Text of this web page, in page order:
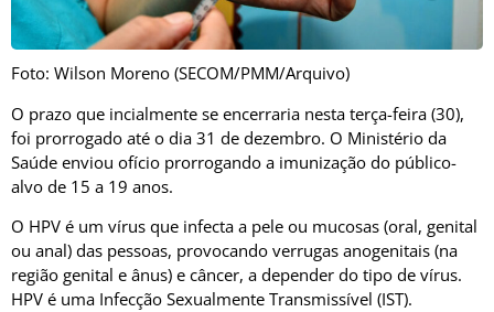
Foto: Wilson Moreno (SECOM/PMM/Arquivo)
O prazo que incialmente se encerraria nesta terça-feira (30),
foi prorrogado até o dia 31 de dezembro. O Ministério da
Saúde enviou ofício prorrogando a imunização do público-
alvo de 15 a 19 anos.
O HPV é um vírus que infecta a pele ou mucosas (oral, genital
ou anal) das pessoas, provocando verrugas anogenitais (na
região genital e ânus) e câncer, a depender do tipo de vírus.
HPV é uma Infecção Sexualmente Transmissível (IST).